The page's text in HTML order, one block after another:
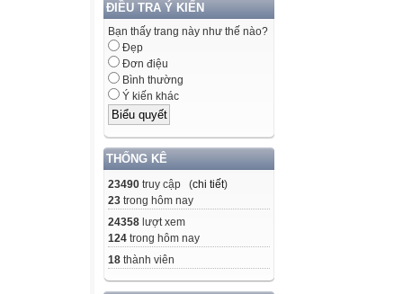
ĐIỀU TRA Ý KIẾN
Bạn thấy trang này như thế nào?
Đẹp
Đơn điệu
Bình thường
Ý kiến khác
THỐNG KÊ
23490 truy cập (chi tiết)
23 trong hôm nay
24358 lượt xem
124 trong hôm nay
18 thành viên